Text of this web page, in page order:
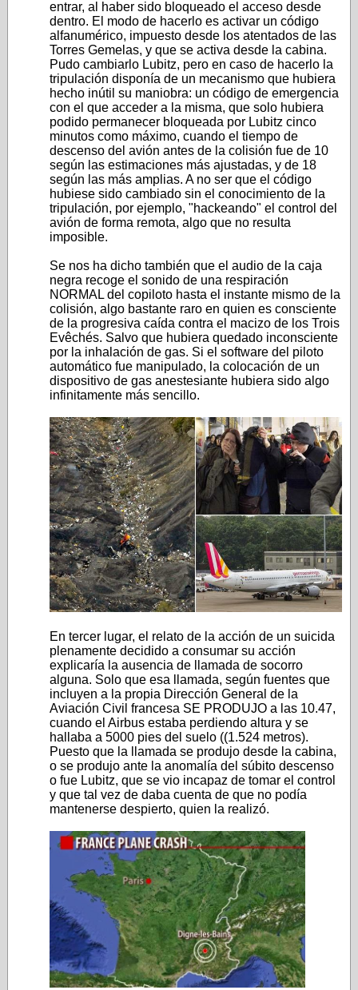
entrar, al haber sido bloqueado el acceso desde
dentro. El modo de hacerlo es activar un código
alfanumérico, impuesto desde los atentados de las
Torres Gemelas, y que se activa desde la cabina.
Pudo cambiarlo Lubitz, pero en caso de hacerlo la
tripulación disponía de un mecanismo que hubiera
hecho inútil su maniobra: un código de emergencia
con el que acceder a la misma, que solo hubiera
podido permanecer bloqueada por Lubitz cinco
minutos como máximo, cuando el tiempo de
descenso del avión antes de la colisión fue de 10
según las estimaciones más ajustadas, y de 18
según las más amplias. A no ser que el código
hubiese sido cambiado sin el conocimiento de la
tripulación, por ejemplo, "hackeando" el control del
avión de forma remota, algo que no resulta
imposible.
Se nos ha dicho también que el audio de la caja
negra recoge el sonido de una respiración
NORMAL del copiloto hasta el instante mismo de la
colisión, algo bastante raro en quien es consciente
de la progresiva caída contra el macizo de los Trois
Evêchés. Salvo que hubiera quedado inconsciente
por la inhalación de gas. Si el software del piloto
automático fue manipulado, la colocación de un
dispositivo de gas anestesiante hubiera sido algo
infinitamente más sencillo.
En tercer lugar, el relato de la acción de un suicida
plenamente decidido a consumar su acción
explicaría la ausencia de llamada de socorro
alguna. Solo que esa llamada, según fuentes que
incluyen a la propia Dirección General de la
Aviación Civil francesa SE PRODUJO a las 10.47,
cuando el Airbus estaba perdiendo altura y se
hallaba a 5000 pies del suelo ((1.524 metros).
Puesto que la llamada se produjo desde la cabina,
o se produjo ante la anomalía del súbito descenso
o fue Lubitz, que se vio incapaz de tomar el control
y que tal vez de daba cuenta de que no podía
mantenerse despierto, quien la realizó.